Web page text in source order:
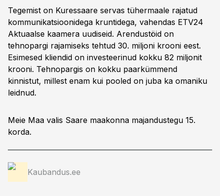
Tegemist on Kuressaare servas tühermaale rajatud
kommunikatsioonidega kruntidega, vahendas ETV24
Aktuaalse kaamera uudiseid. Arendustöid on
tehnopargi rajamiseks tehtud 30. miljoni krooni eest.
Esimesed kliendid on investeerinud kokku 82 miljonit
krooni. Tehnopargis on kokku paarkümmend
kinnistut, millest enam kui pooled on juba ka omaniku
leidnud.
Meie Maa valis Saare maakonna majandustegu 15.
korda.
Kaubandus.ee